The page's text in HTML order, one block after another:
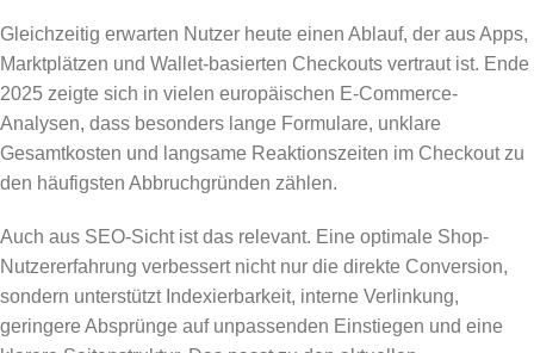
Gleichzeitig erwarten Nutzer heute einen Ablauf, der aus Apps,
Marktplätzen und Wallet-basierten Checkouts vertraut ist. Ende
2025 zeigte sich in vielen europäischen E-Commerce-
Analysen, dass besonders lange Formulare, unklare
Gesamtkosten und langsame Reaktionszeiten im Checkout zu
den häufigsten Abbruchgründen zählen.
Auch aus SEO-Sicht ist das relevant. Eine optimale Shop-
Nutzererfahrung verbessert nicht nur die direkte Conversion,
sondern unterstützt Indexierbarkeit, interne Verlinkung,
geringere Absprünge auf unpassenden Einstiegen und eine